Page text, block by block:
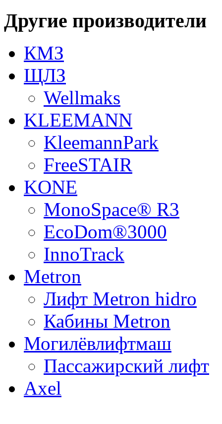
Другие производители
КМЗ
ЩЛЗ
Wellmaks
KLEEMANN
KleemannPark
FreeSTAIR
KONE
MonoSpace® R3
EcoDom®3000
InnoTrack
Metron
Лифт Metron hidro
Кабины Metron
Могилёвлифтмаш
Пассажирский лифт
Axel